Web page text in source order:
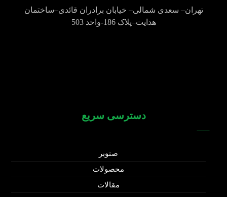
تهران– سعدی شمالی– خیابان برادران قائدی–ساختمان
هدایت–پلاک 186- واحد 503
دسترسی سریع
صنوبر
محصولات
مقالات